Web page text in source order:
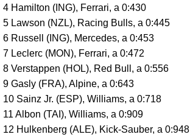
4 Hamilton (ING), Ferrari, a 0:430
5 Lawson (NZL), Racing Bulls, a 0:445
6 Russell (ING), Mercedes, a 0:453
7 Leclerc (MON), Ferrari, a 0:472
8 Verstappen (HOL), Red Bull, a 0:556
9 Gasly (FRA), Alpine, a 0:643
10 Sainz Jr. (ESP), Williams, a 0:718
11 Albon (TAI), Williams, a 0:909
12 Hulkenberg (ALE), Kick-Sauber, a 0:948